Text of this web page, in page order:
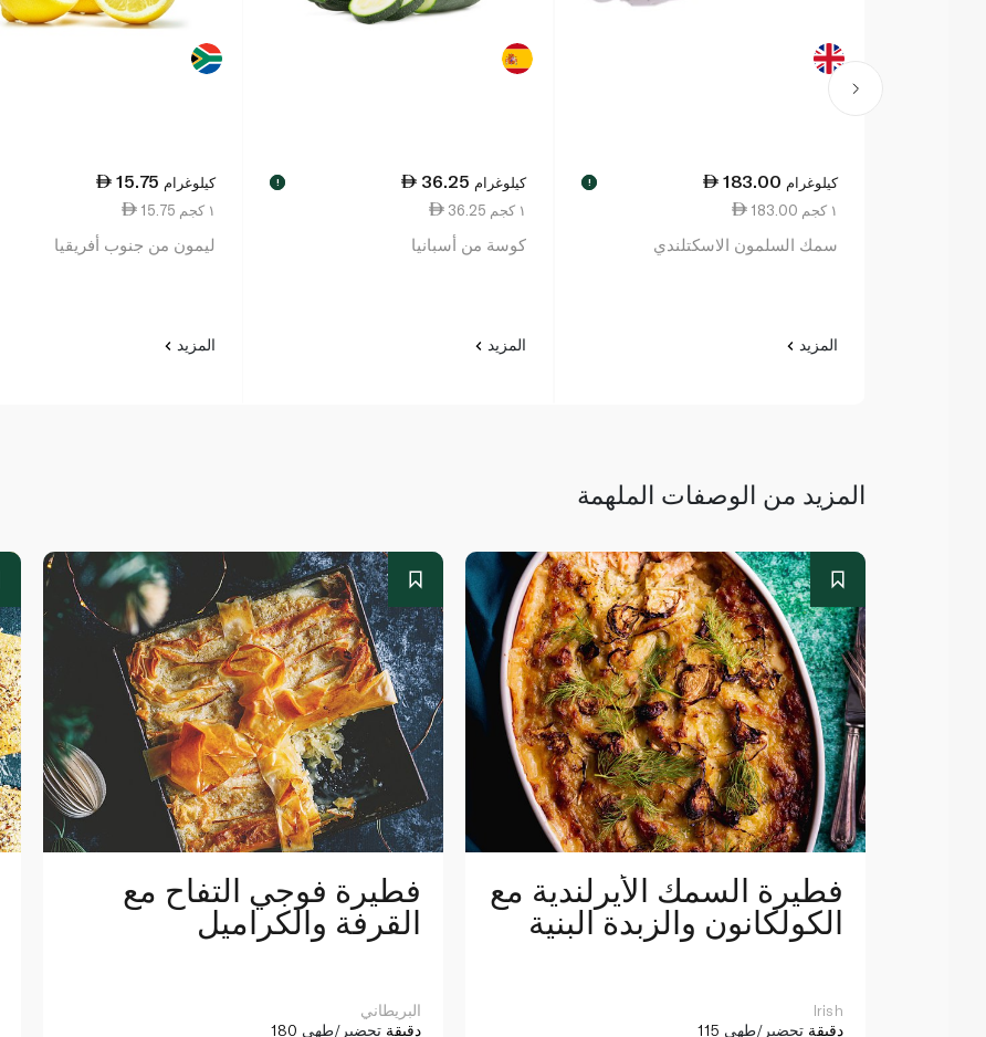
183.00 كيلوغرام !
183.00 ١ كجم
سمك السلمون الاسكتلندي
المزيد
36.25 كيلوغرام !
36.25 ١ كجم
كوسة من أسبانيا
المزيد
15.75 كيلوغرام
15.75 ١ كجم
ليمون من جنوب أفريقيا
المزيد
المزيد من الوصفات الملهمة
فطيرة فوجي التفاح مع
القرفة والكراميل
البريطاني
180 دقيقة تحضير/طهي
فطيرة السمك الأيرلندية مع
الكولكانون والزبدة البنية
Irish
115 دقيقة تحضير/طهي